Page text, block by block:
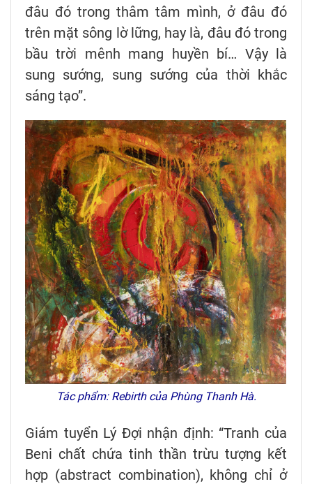
đâu đó trong thâm tâm mình, ở đâu đó
trên mặt sông lờ lững, hay là, đâu đó trong
bầu trời mênh mang huyền bí… Vậy là
sung sướng, sung sướng của thời khắc
sáng tạo”.
Tác phẩm: Rebirth của Phùng Thanh Hà.
Giám tuyển Lý Đợi nhận định: “Tranh của
Beni chất chứa tinh thần trừu tượng kết
hợp (abstract combination), không chỉ ở